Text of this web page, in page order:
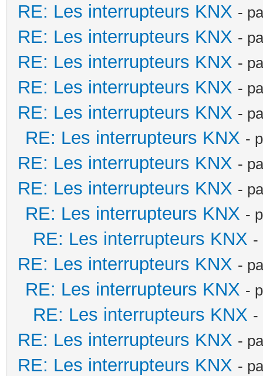
RE: Les interrupteurs KNX -
RE: Les interrupteurs KNX -
RE: Les interrupteurs KNX -
RE: Les interrupteurs KNX -
RE: Les interrupteurs KNX -
RE: Les interrupteurs KNX -
RE: Les interrupteurs KNX -
RE: Les interrupteurs KNX -
RE: Les interrupteurs KNX -
RE: Les interrupteurs KNX -
RE: Les interrupteurs KNX -
RE: Les interrupteurs KNX -
RE: Les interrupteurs KNX -
RE: Les interrupteurs KNX -
RE: Les interrupteurs KNX -